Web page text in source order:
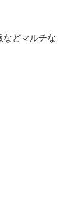
などマルチな